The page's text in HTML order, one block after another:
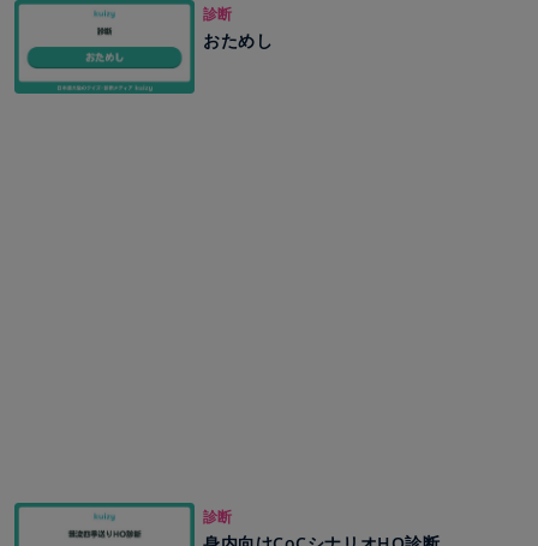
診断
おためし
診断